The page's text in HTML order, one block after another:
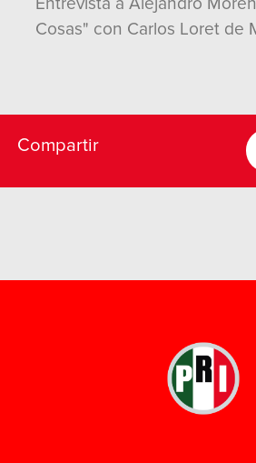
Cosas" con Carlos Loret de
Compartir